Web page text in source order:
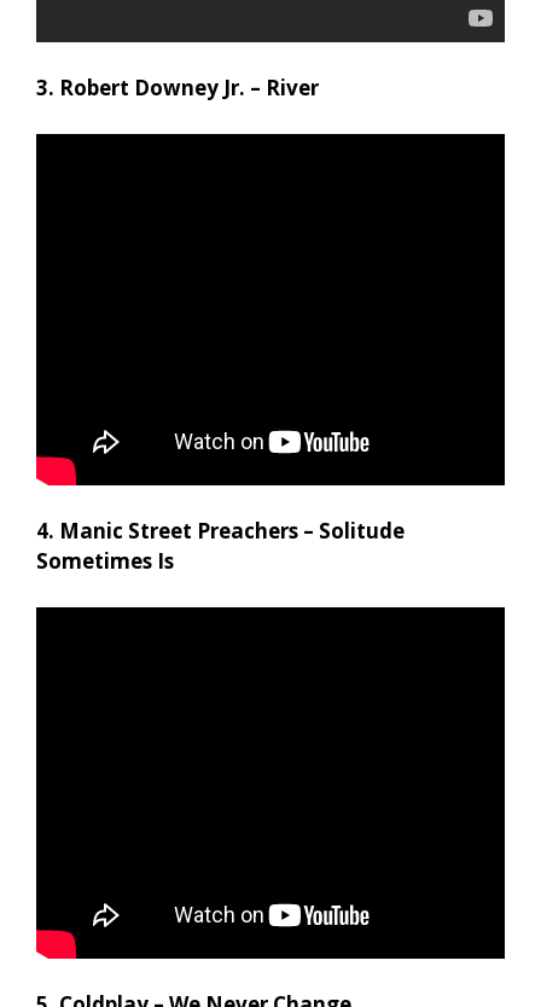
3. Robert Downey Jr. – River
4. Manic Street Preachers – Solitude
Sometimes Is